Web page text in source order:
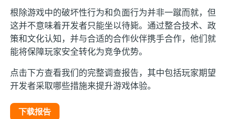
根除游戏中的破坏性行为和负面行为并非一蹴而就，但
这并不意味着开发者只能坐以待毙。通过整合技术、政
策和文化认知，并与合适的合作伙伴携手合作，他们就
能将保障玩家安全转化为竞争优势。
点击下方查看我们的完整调查报告，其中包括玩家期望
开发者采取哪些措施来提升游戏体验。
下载报告